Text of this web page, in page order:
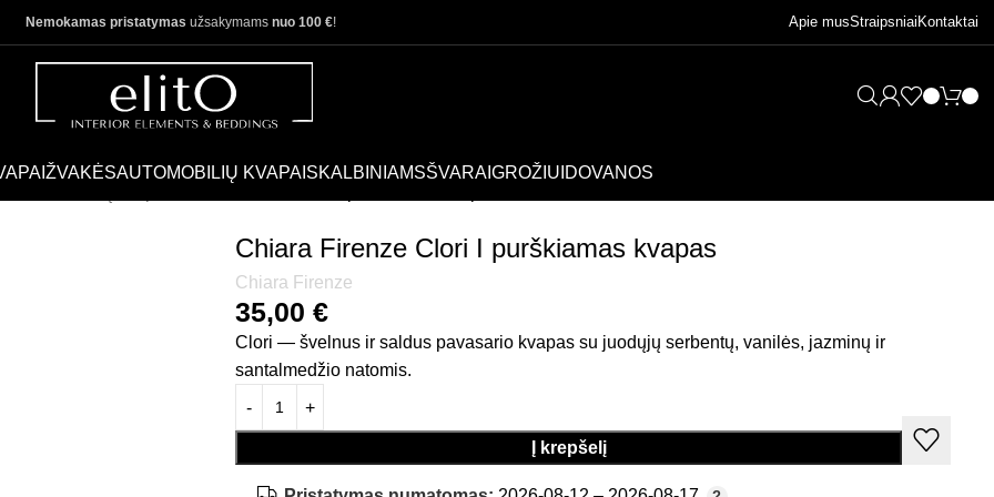
Nemokamas pristatymas užsakymams nuo 100 €! Apie musStraipsniai Kontaktai
ŽVAKĖSAUTOMOBILIŲ KVAPAI SKALBINIAMSŠVARAI GROŽIUI DOVANOS
Chiara Firenze Clori I purškiamas kvapas
Chiara Firenze
35,00 €
Clori — švelnus ir saldus pavasario kvapas su juodųjų serbentų, vanilės, jazminų ir
santalmedžio natomis.
Į krepšelį